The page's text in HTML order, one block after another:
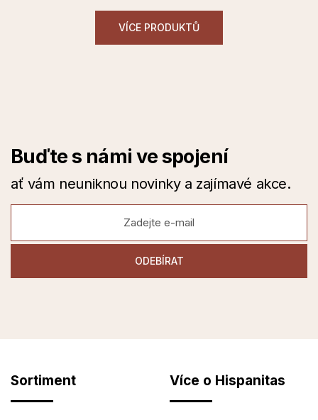
VÍCE PRODUKTŮ
Buďte s námi ve spojení
ať vám neuniknou novinky a zajímavé akce.
Sortiment Více o Hispanitas